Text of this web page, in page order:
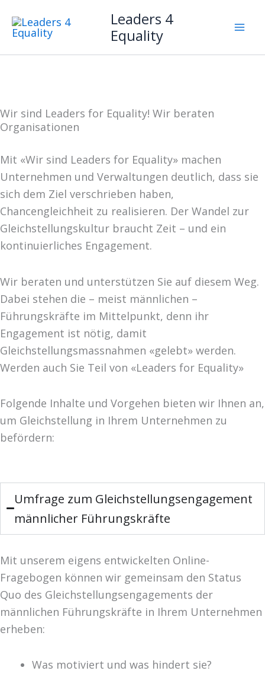
Inhalt
springen
Leaders 4
Equality
Wir sind Leaders for Equality! Wir beraten
Organisationen
Mit «Wir sind Leaders for Equality» machen
Unternehmen und Verwaltungen deutlich, dass sie
sich dem Ziel verschrieben haben,
Chancengleichheit zu realisieren. Der Wandel zur
Gleichstellungskultur braucht Zeit – und ein
kontinuierliches Engagement.
Wir beraten und unterstützen Sie auf diesem Weg.
Dabei stehen die – meist männlichen –
Führungskräfte im Mittelpunkt, denn ihr
Engagement ist nötig, damit
Gleichstellungsmassnahmen «gelebt» werden.
Werden auch Sie Teil von «Leaders for Equality»
Folgende Inhalte und Vorgehen bieten wir Ihnen an,
um Gleichstellung in Ihrem Unternehmen zu
befördern:
Umfrage zum Gleichstellungsengagement
männlicher Führungskräfte
Mit unserem eigens entwickelten Online-
Fragebogen können wir gemeinsam den Status
Quo des Gleichstellungsengagements der
männlichen Führungskräfte in Ihrem Unternehmen
erheben:
Was motiviert und was hindert sie?